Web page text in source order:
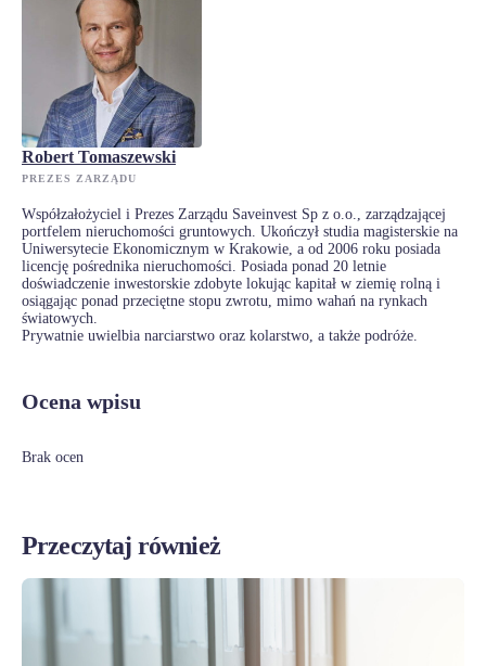
Robert Tomaszewski
PREZES ZARZĄDU
Współzałożyciel i Prezes Zarządu Saveinvest Sp z o.o., zarządzającej
portfelem nieruchomości gruntowych. Ukończył studia magisterskie na
Uniwersytecie Ekonomicznym w Krakowie, a od 2006 roku posiada
licencję pośrednika nieruchomości. Posiada ponad 20 letnie
doświadczenie inwestorskie zdobyte lokując kapitał w ziemię rolną i
osiągając ponad przeciętne stopu zwrotu, mimo wahań na rynkach
światowych.
Prywatnie uwielbia narciarstwo oraz kolarstwo, a także podróże.
Ocena wpisu
Brak ocen
Przeczytaj również